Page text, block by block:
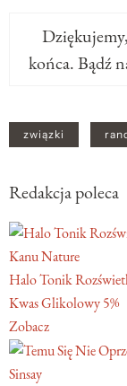
końca. Bądź
związki
Redakcja poleca
Kanu Nature
Halo Tonik
Kwas Glikolowy 5%
Zobacz
Sinsay